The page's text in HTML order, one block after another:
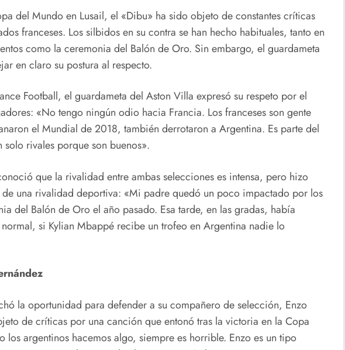
del Mundo en Lusail, el «Dibu» ha sido objeto de constantes críticas
franceses. Los silbidos en su contra se han hecho habituales, tanto en
como la ceremonia del Balón de Oro. Sin embargo, el guardameta
en claro su postura al respecto.
Football, el guardameta del Aston Villa expresó su respeto por el
«No tengo ningún odio hacia Francia. Los franceses son gente
el Mundial de 2018, también derrotaron a Argentina. Es parte del
solo rivales porque son buenos».
que la rivalidad entre ambas selecciones es intensa, pero hizo
de una rivalidad deportiva: «Mi padre quedó un poco impactado por los
del Balón de Oro el año pasado. Esa tarde, en las gradas, había
si Kylian Mbappé recibe un trofeo en Argentina nadie lo
la oportunidad para defender a su compañero de selección, Enzo
de críticas por una canción que entonó tras la victoria en la Copa
argentinos hacemos algo, siempre es horrible. Enzo es un tipo